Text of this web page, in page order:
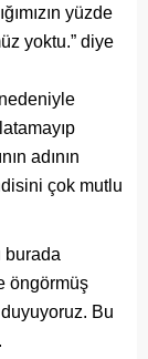
yüzde
yoktu.” diye
adının
çok mutlu
burada
öngörmüş
Bu